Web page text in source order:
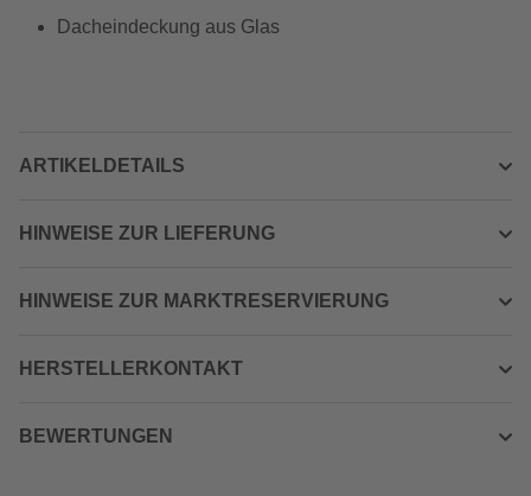
Dacheindeckung aus Glas
ARTIKELDETAILS
HINWEISE ZUR LIEFERUNG
HINWEISE ZUR MARKTRESERVIERUNG
HERSTELLERKONTAKT
BEWERTUNGEN